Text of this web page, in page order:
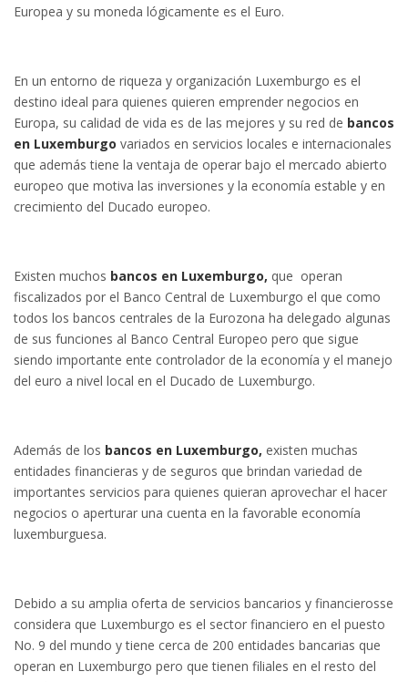
Europea y su moneda lógicamente es el Euro.
En un entorno de riqueza y organización Luxemburgo es el
destino ideal para quienes quieren emprender negocios en
Europa, su calidad de vida es de las mejores y su red de bancos
en Luxemburgo variados en servicios locales e internacionales
que además tiene la ventaja de operar bajo el mercado abierto
europeo que motiva las inversiones y la economía estable y en
crecimiento del Ducado europeo.
Existen muchos bancos en Luxemburgo, que operan
fiscalizados por el Banco Central de Luxemburgo el que como
todos los bancos centrales de la Eurozona ha delegado algunas
de sus funciones al Banco Central Europeo pero que sigue
siendo importante ente controlador de la economía y el manejo
del euro a nivel local en el Ducado de Luxemburgo.
Además de los bancos en Luxemburgo, existen muchas
entidades financieras y de seguros que brindan variedad de
importantes servicios para quienes quieran aprovechar el hacer
negocios o aperturar una cuenta en la favorable economía
luxemburguesa.
Debido a su amplia oferta de servicios bancarios y financierosse
considera que Luxemburgo es el sector financiero en el puesto
No. 9 del mundo y tiene cerca de 200 entidades bancarias que
operan en Luxemburgo pero que tienen filiales en el resto del